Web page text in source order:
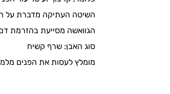
השיטה העתיקה מדברת על
הגוואשה מסייעת בהזרמת דם
סוג האבן: שרף קשיח
מומלץ לעסות את הפנים